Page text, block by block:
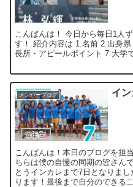
こんばんは！ 今日から毎日1人
す！ 紹介内容は 1.名前 2.出身
長所・アピールポイント 7.大学
メンバーブログ イ
こんばんは！本日のブログを担
ちらは僕の自慢の同期の皆さん
とうインカレまで7日となりま
ります！最後まで自分のできる